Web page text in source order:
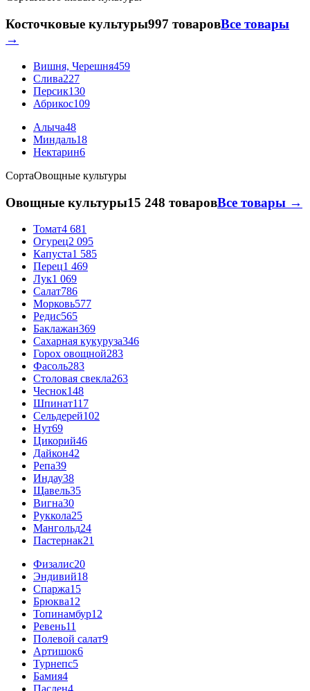
Косточковые культуры997 товаровВсе товары
→
Вишня, Черешня459
Слива227
Персик130
Абрикос109
Алыча48
Миндаль18
Нектарин6
СортаОвощные культуры
Овощные культуры15 248 товаровВсе товары →
Томат4 681
Огурец2 095
Капуста1 585
Перец1 469
Лук1 069
Салат786
Морковь577
Редис565
Баклажан369
Сахарная кукуруза346
Горох овощной283
Фасоль283
Столовая свекла263
Чеснок148
Шпинат117
Сельдерей102
Нут69
Цикорий46
Дайкон42
Репа39
Индау38
Щавель35
Вигна30
Руккола25
Мангольд24
Пастернак21
Физалис20
Эндивий18
Спаржа15
Брюква12
Топинамбур12
Ревень11
Полевой салат9
Артишок6
Турнепс5
Бамия4